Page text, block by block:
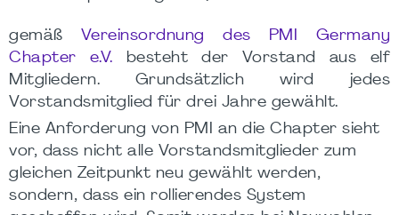
gemäß Vereinsordnung des PMI Germany
Chapter e.V.
besteht der Vorstand aus elf
Mitgliedern. Grundsätzlich wird jedes
Vorstandsmitglied für drei Jahre gewählt.
Eine Anforderung von PMI an die Chapter sieht
vor, dass nicht alle Vorstandsmitglieder zum
gleichen Zeitpunkt neu gewählt werden,
sondern, dass ein rollierendes System